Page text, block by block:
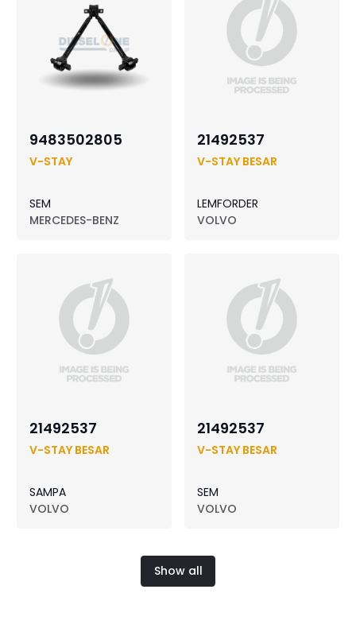
9483502805
V-STAY
SEM
MERCEDES-BENZ
21492537
V-STAY BESAR
LEMFORDER
VOLVO
21492537
V-STAY BESAR
SAMPA
VOLVO
21492537
V-STAY BESAR
SEM
VOLVO
Show all